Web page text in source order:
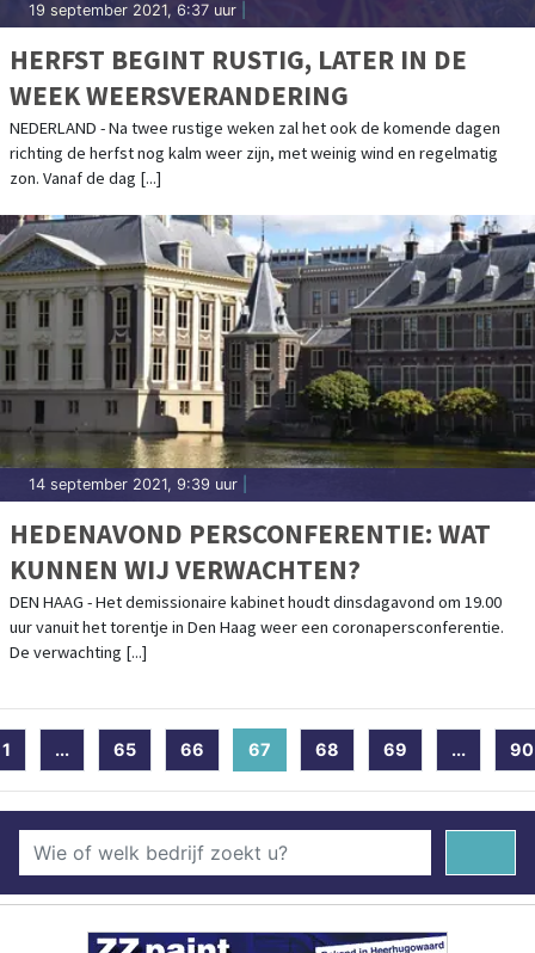
19 september 2021, 6:37 uur
HERFST BEGINT RUSTIG, LATER IN DE
WEEK WEERSVERANDERING
NEDERLAND - Na twee rustige weken zal het ook de komende dagen
richting de herfst nog kalm weer zijn, met weinig wind en regelmatig
zon. Vanaf de dag [...]
14 september 2021, 9:39 uur
HEDENAVOND PERSCONFERENTIE: WAT
KUNNEN WIJ VERWACHTEN?
DEN HAAG - Het demissionaire kabinet houdt dinsdagavond om 19.00
uur vanuit het torentje in Den Haag weer een coronapersconferentie.
De verwachting [...]
1 ... 65 66 67 (current)
68 69 ... 90